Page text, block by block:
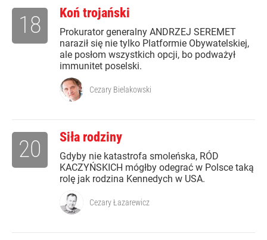
Koń trojański
Prokurator generalny ANDRZEJ SEREMET
naraził się nie tylko Platformie Obywatelskiej,
ale posłom wszystkich opcji, bo podważył
immunitet poselski.
18
Cezary Bielakowski
Siła rodziny
Gdyby nie katastrofa smoleńska, RÓD
KACZYŃSKICH mógłby odegrać w Polsce taką
rolę jak rodzina Kennedych w USA.
20
Cezary Łazarewicz